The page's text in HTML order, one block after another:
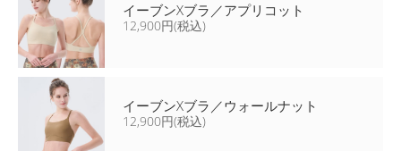
イーブンXブラ／アプリコット
12,900円(税込)
イーブンXブラ／ウォールナット
12,900円(税込)